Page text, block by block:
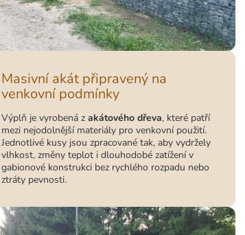
Masivní akát připravený na
venkovní podmínky
Výplň je vyrobená zakátového dřeva, které patří
mezi nejodolnější materiály pro venkovní použití.
Jednotlivé kusy jsou zpracované tak, aby vydržely
vlhkost, změny teplot i dlouhodobé zatížení v
gabionové konstrukci bez rychlého rozpadu nebo
ztráty pevnosti.